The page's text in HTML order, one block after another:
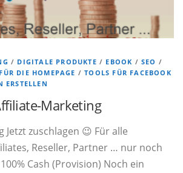
/ DIGITALE PRODUKTE / EBOOK /SEO /
DIE HOMEPAGE /TOOLS FÜR FACEBOOK
ERSTELLEN
Marketing
zuschlagen 😉 Für alle
Reseller, Partner … nur noch
Cash (Provision) Noch ein